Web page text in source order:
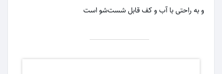
و به راحتی با آب و کف قابل شست‌شو است